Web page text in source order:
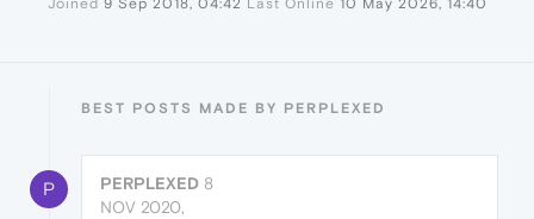
Joined 9 Sep 2018, 04:42 Last Online 10 May 2026, 14:40
BEST POSTS MADE BY PERPLEXED
P PERPLEXED 8
NOV 2020,